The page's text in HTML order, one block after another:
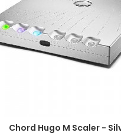
Chord Hugo M Scaler -